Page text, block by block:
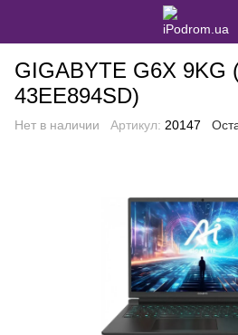
GIGABYTE G6X 9KG
43EE894SD)
Нет в наличии Артикул: 20147